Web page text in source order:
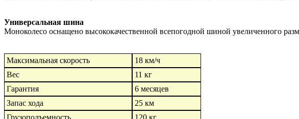
Универсальная шина
Моноколесо оснащено высококачественной всепогодной шиной увеличенного
Максимальная скорость
18 км/ч
Вес
11 кг
Гарантия
6 месяцев
Запас хода
25 км